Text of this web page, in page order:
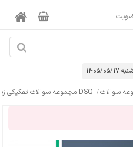
05/17
سوالات DSQ مجموعه سوالات تفکیکی زیبایی در دندانپزشکی گلدشتاین 2018